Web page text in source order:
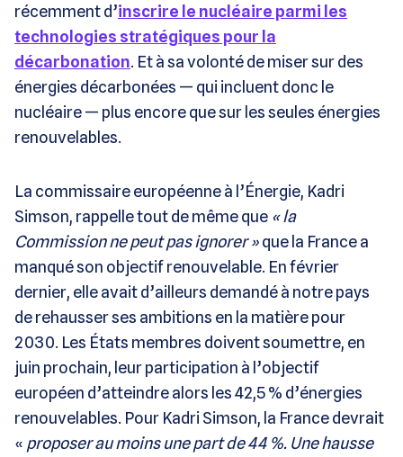
récemment d’inscrire le nucléaire parmi les
technologies stratégiques pour la
décarbonation. Et à sa volonté de miser sur des
énergies décarbonées — qui incluent donc le
nucléaire — plus encore que sur les seules énergies
renouvelables.
La commissaire européenne à l’Énergie, Kadri
Simson, rappelle tout de même que « la
Commission ne peut pas ignorer »que la France a
manqué son objectif renouvelable. En février
dernier, elle avait d’ailleurs demandé à notre pays
de rehausser ses ambitions en la matière pour
2030. Les États membres doivent soumettre, en
juin prochain, leur participation à l’objectif
européen d’atteindre alors les 42,5 % d’énergies
renouvelables. Pour Kadri Simson, la France devrait
« proposer au moins une part de 44 %. Une hausse